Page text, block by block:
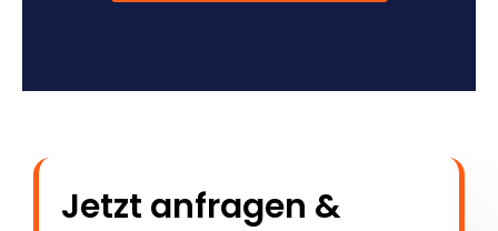
Jetzt anfragen &